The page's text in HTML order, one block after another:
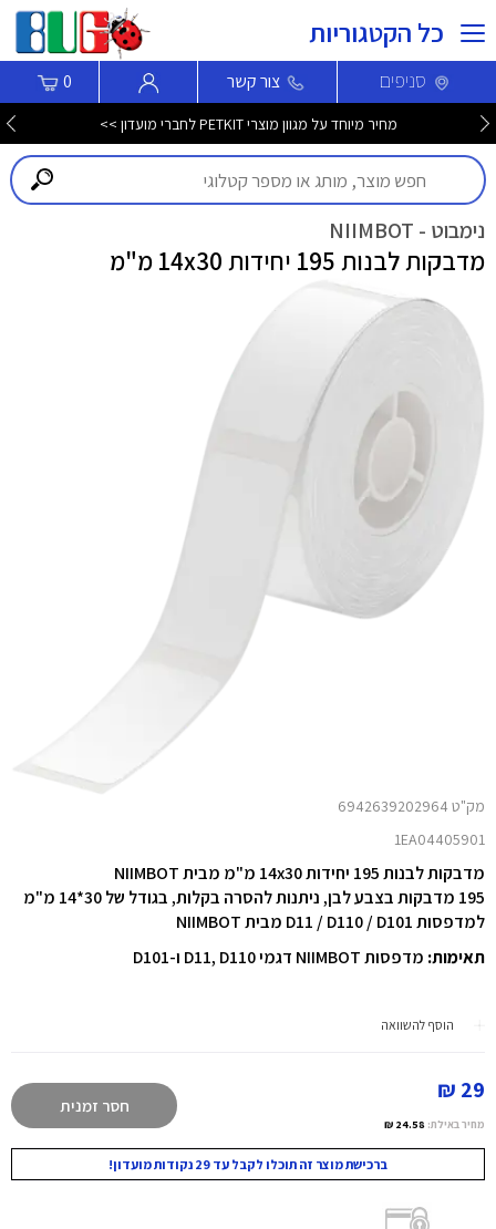
כל הקטגוריות
סניפים צור קשר 0
מחיר מיוחד על מגוון מוצרי PETKIT לחברי מועדון >>
נימבוט - NIIMBOT
מדבקות לבנות 195 יחידות 14x30 מ"מ
מק"ט 6942639202964
1EA04405901
מדבקות לבנות 195 יחידות 14x30 מ"מ מבית NIIMBOT
195 מדבקות בצבע לבן, ניתנות להסרה בקלות, בגודל של 30*14 מ"מ
למדפסות D11 / D110 / D101 מבית NIIMBOT
תאימות: מדפסות NIIMBOT דגמי D11, D110 ו-D101
הוסף להשוואה
29 ₪
מחיר באילת: 24.58 ₪
חסר זמנית
ברכישת מוצר זה תוכלו לקבל עד 29 נקודות מועדון!